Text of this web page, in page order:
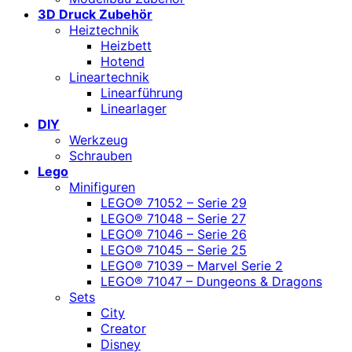
3D Druck Zubehör
Heiztechnik
Heizbett
Hotend
Lineartechnik
Linearführung
Linearlager
DIY
Werkzeug
Schrauben
Lego
Minifiguren
LEGO® 71052 – Serie 29
LEGO® 71048 – Serie 27
LEGO® 71046 – Serie 26
LEGO® 71045 – Serie 25
LEGO® 71039 – Marvel Serie 2
LEGO® 71047 – Dungeons & Dragons
Sets
City
Creator
Disney